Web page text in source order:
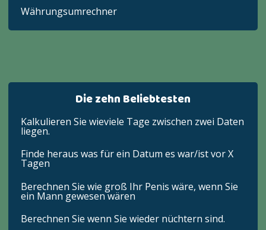
Währungsumrechner
Die zehn Beliebtesten
Kalkulieren Sie wieviele Tage zwischen zwei Daten
liegen.
Finde heraus was für ein Datum es war/ist vor X
Tagen
Berechnen Sie wie groß Ihr Penis wäre, wenn Sie
ein Mann gewesen wären
Berechnen Sie wenn Sie wieder nüchtern sind.